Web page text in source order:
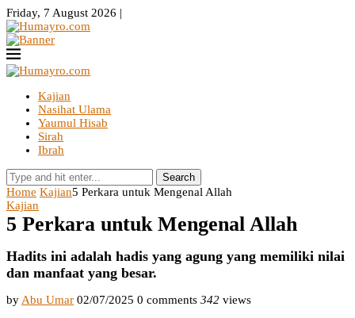
Friday, 7 August 2026 |
Kajian
Nasihat Ulama
Yaumul Hisab
Sirah
Ibrah
Search
Home Kajian5 Perkara untuk Mengenal Allah
Kajian
5 Perkara untuk Mengenal Allah
Hadits ini adalah hadis yang agung yang memiliki nilai
dan manfaat yang besar.
by Abu Umar 02/07/2025 0 comments 342 views